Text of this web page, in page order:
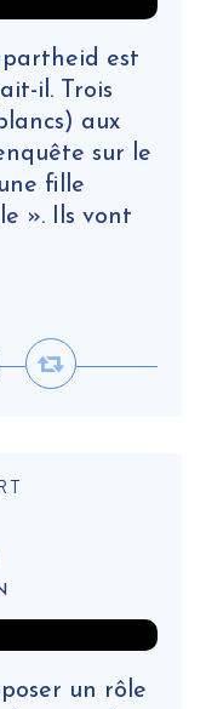
est
il. Trois
aux
sur le
fille
». Ils vont
un rôle